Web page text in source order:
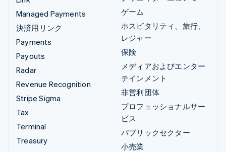
Managed Payments
決済用リンク
Payments
Payouts
Radar
Revenue Recognition
Stripe Sigma
Tax
Terminal
Treasury
ゲーム
ホスピタリティ、旅行、
レジャー
保険
メディアおよびエンター
テインメント
非営利団体
プロフェッショナルサー
ビス
パブリックセクター
小売業